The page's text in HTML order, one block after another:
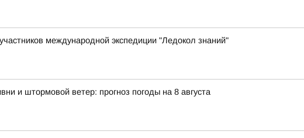
международной экспедиции "Ледокол знаний"
и штормовой ветер: прогноз погоды на 8 августа